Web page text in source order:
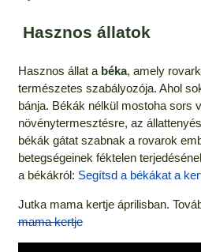
Hasznos állatok
Hasznos állat abéka, amely
természetes szabályozója. Ahol
bánja. Békák nélkül mostoha sors
növénytermesztésre, az
békák gátat szabnak a rovarok
betegségeinek féktelen
a békákról: Segítsd a békákat a
Jutka mama kertje áprilisban.
mama kertje